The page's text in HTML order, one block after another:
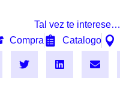
Tal vez te interese…
Compra
Catalogo